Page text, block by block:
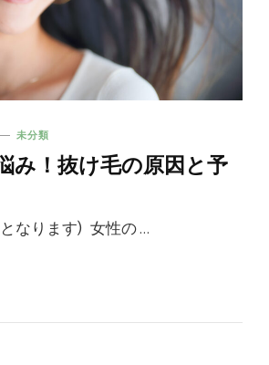
未分類
み！抜け毛の原因と予
なります) 女性の …